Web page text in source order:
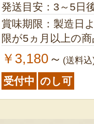
発送目安：3～5日
賞味期限：製造日より
限が5ヵ月以上の
￥3,180 ～ (送料
受付中 のし可